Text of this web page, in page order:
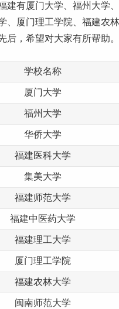
建有厦门大学、福州大学
、厦门理工学院、福建农林
后，希望对大家有所帮助。
学校名称
厦门大学
福州大学
华侨大学
福建医科大学
集美大学
福建师范大学
福建中医药大学
福建理工大学
厦门理工学院
福建农林大学
闽南师范大学